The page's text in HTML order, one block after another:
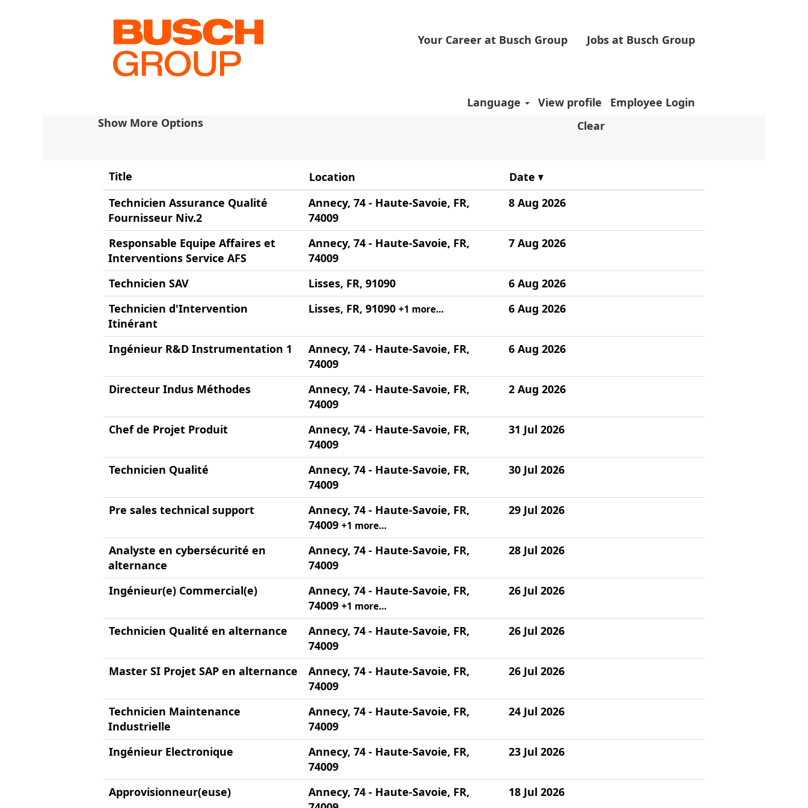
Your Career at Busch Group Jobs at Busch Group
Language View profile Employee Login
at Busch
page)
Search results for"France".
Show More Options Clear
Title Location
Date
Technicien Assurance Qualité
Fournisseur Niv.2
Annecy, 74 - Haute-Savoie, FR,
74009
8 Aug 2026
Responsable Equipe Affaires et
Interventions Service AFS
Annecy, 74 - Haute-Savoie, FR,
74009
7 Aug 2026
Technicien SAV Lisses, FR, 91090
6 Aug 2026
Technicien d'Intervention
Itinérant
Lisses, FR, 91090 +1 more… 6 Aug 2026
Ingénieur R&D Instrumentation 1
Annecy, 74 - Haute-Savoie, FR,
74009
6 Aug 2026
Directeur Indus Méthodes
Annecy, 74 - Haute-Savoie, FR,
74009
2 Aug 2026
Chef de Projet Produit
Annecy, 74 - Haute-Savoie, FR,
74009
31 Jul 2026
Technicien Qualité
Annecy, 74 - Haute-Savoie, FR,
74009
30 Jul 2026
Pre sales technical support
Annecy, 74 - Haute-Savoie, FR,
74009 +1 more…
29 Jul 2026
Analyste en cybersécurité en
alternance
Annecy, 74 - Haute-Savoie, FR,
74009
28 Jul 2026
Ingénieur(e) Commercial(e)
Annecy, 74 - Haute-Savoie, FR,
74009 +1 more…
26 Jul 2026
Technicien Qualité en alternance
Annecy, 74 - Haute-Savoie, FR,
74009
26 Jul 2026
Master SI Projet SAP en alternance
Annecy, 74 - Haute-Savoie, FR,
74009
26 Jul 2026
Technicien Maintenance
Industrielle
Annecy, 74 - Haute-Savoie, FR,
74009
24 Jul 2026
Ingénieur Electronique
Annecy, 74 - Haute-Savoie, FR,
74009
23 Jul 2026
Approvisionneur(euse)
Annecy, 74 - Haute-Savoie, FR,
18 Jul 2026